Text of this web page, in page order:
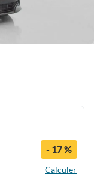
- 17 %
Calculer